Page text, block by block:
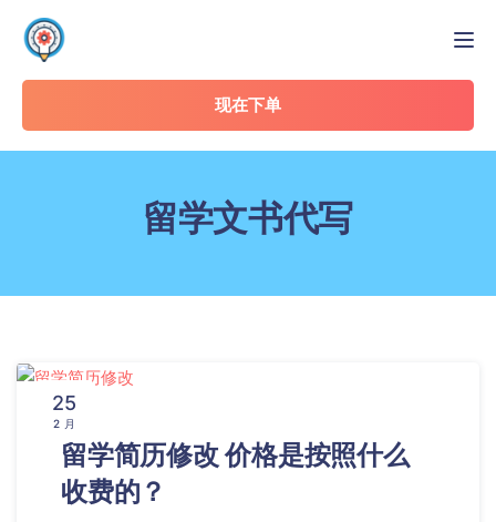
现在下单
留学文书代写
25
2 月
留学简历修改 价格是按照什么
收费的？